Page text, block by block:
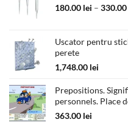
89.00 lei.
180.00 lei – 330.00
Uscator pentru
perete
1,748.00 lei
Prepositions.
personnels. Place
363.00 lei